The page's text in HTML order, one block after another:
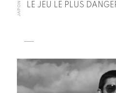
JAPON LE JEU LE PLUS